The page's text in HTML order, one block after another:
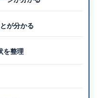
が分かる
を整理